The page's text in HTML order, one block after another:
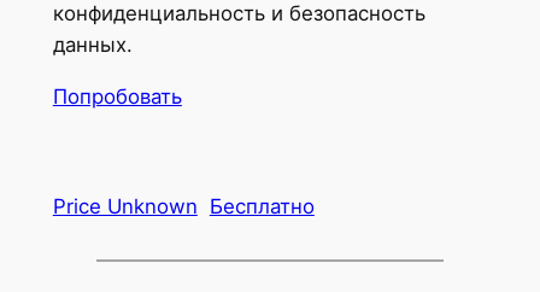
конфиденциальность и безопасность
данных.
Попробовать
Price Unknown Бесплатно